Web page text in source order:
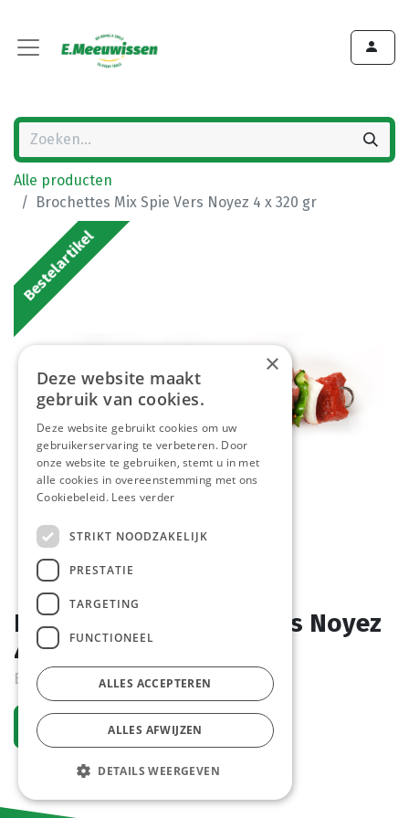
Alle producten
Brochettes Mix Spie Vers Noyez 4 x 320 gr
Bestelartikel
Brochettes Mix Spie Vers Noyez
4 x 320 gr
Bestelartikel
Vraag een account aan
×
Deze website maakt
gebruik van cookies.
Deze website gebruikt cookies om uw
gebruikerservaring te verbeteren. Door
onze website te gebruiken, stemt u in met
alle cookies in overeenstemming met ons
Cookiebeleid. Lees verder
STRIKT NOODZAKELIJK
PRESTATIE
TARGETING
FUNCTIONEEL
ALLES ACCEPTEREN
ALLES AFWIJZEN
DETAILS WEERGEVEN